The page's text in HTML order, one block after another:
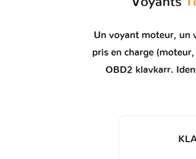
Un voyant moteur, un
pris en charge
OBD2 klavkarr.